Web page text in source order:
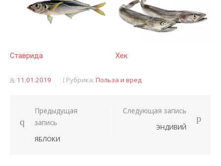
Ставрида Хек
Опубликовано
11.01.2019 Рубрика: Польза и вред
Навигация
Предыдущая
запись
ЯБЛОКИ
Следующая запись
ЭНДИВИЙ